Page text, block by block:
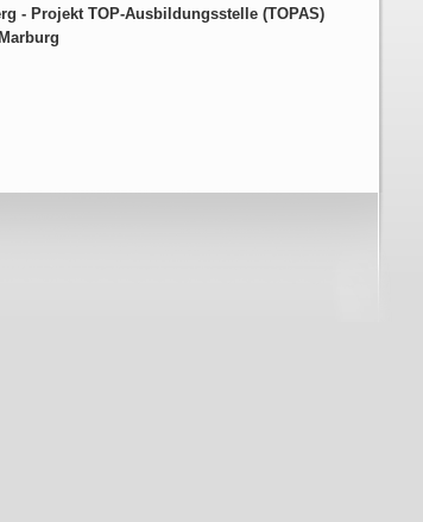
- Projekt TOP-Ausbildungsstelle (TOPAS)